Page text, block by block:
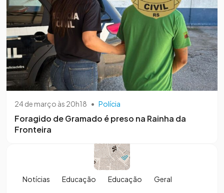
24 de março às 20h18 • Polícia
Foragido de Gramado é preso na Rainha da
Fronteira
Notícias Educação Educação Geral